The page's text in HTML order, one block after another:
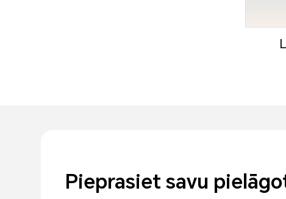
Pieprasiet savu